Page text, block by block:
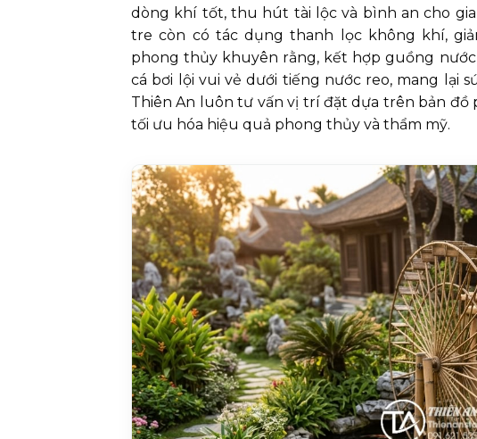
dòng khí tốt, thu hút tài lộc và bình an cho
tre còn có tác dụng thanh lọc không khí,
phong thủy khuyên rằng, kết hợp guồng nước
cá bơi lội vui vẻ dưới tiếng nước reo, mang lại
Thiên An luôn tư vấn vị trí đặt dựa trên bản
tối ưu hóa hiệu quả phong thủy và thẩm mỹ.